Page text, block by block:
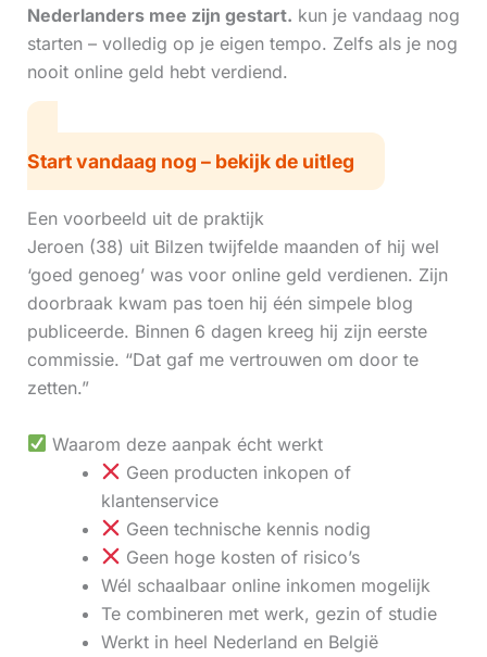
Nederlanders mee zijn gestart. kun je vandaag nog
starten – volledig op je eigen tempo. Zelfs als je nog
nooit online geld hebt verdiend.
Start vandaag nog – bekijk de uitleg
Een voorbeeld uit de praktijk
Jeroen (38) uit Bilzen twijfelde maanden of hij wel
‘goed genoeg’ was voor online geld verdienen. Zijn
doorbraak kwam pas toen hij één simpele blog
publiceerde. Binnen 6 dagen kreeg hij zijn eerste
commissie. “Dat gaf me vertrouwen om door te
zetten.”
Waarom deze aanpak écht werkt
Geen producten inkopen of
klantenservice
Geen technische kennis nodig
Geen hoge kosten of risico’s
Wél schaalbaar online inkomen mogelijk
Te combineren met werk, gezin of studie
Werkt in heel Nederland en België